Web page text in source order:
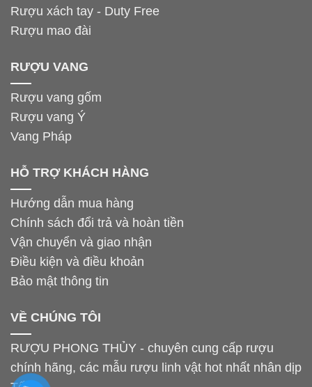
Rượu xách tay - Duty Free
Rượu mao đài
RƯỢU VANG
Rượu vang gốm
Rượu vang Ý
Vang Pháp
HỖ TRỢ KHÁCH HÀNG
Hướng dẫn mua hàng
Chính sách đổi trả và hoàn tiền
Vận chuyển và giao nhận
Điều kiện và điều khoản
Bảo mật thông tin
VỀ CHÚNG TÔI
RƯỢU PHONG THỦY - chuyên cung cấp rượu
chính hãng, các mẫu rượu linh vật hot nhất nhân dịp